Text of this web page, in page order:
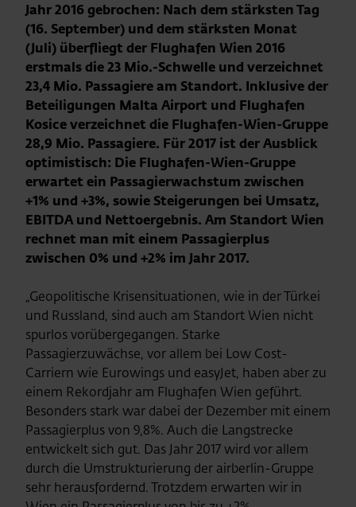
Jahr 2016 gebrochen: Nach dem stärksten Tag
(16. September) und dem stärksten Monat
(Juli) überfliegt der Flughafen Wien 2016
erstmals die 23 Mio.-Schwelle und verzeichnet
23,4 Mio. Passagiere am Standort. Inklusive der
Beteiligungen Malta Airport und Flughafen
Kosice verzeichnet die Flughafen-Wien-Gruppe
28,9 Mio. Passagiere. Für 2017 ist der Ausblick
optimistisch: Die Flughafen-Wien-Gruppe
erwartet ein Passagierwachstum zwischen
+1% und +3%, sowie Steigerungen bei Umsatz,
EBITDA und Nettoergebnis. Am Standort Wien
rechnet man mit einem Passagierplus
zwischen 0% und +2% im Jahr 2017.
„Geopolitische Krisensituationen, wie in der Türkei
und Russland, sind auch am Standort Wien nicht
spurlos vorübergegangen. Starke
Passagierzuwächse, vor allem bei Low Cost-
Carriern wie Eurowings und easyJet, haben aber zu
einem Rekordjahr am Flughafen Wien geführt.
Besonders stark war dabei der Dezember mit einem
Passagierplus von 9,8%. Auch die Langstrecke
entwickelt sich gut. Das Jahr 2017 wird vor allem
durch die Umstrukturierung der airberlin-Gruppe
sehr herausfordernd. Trotzdem erwarten wir in